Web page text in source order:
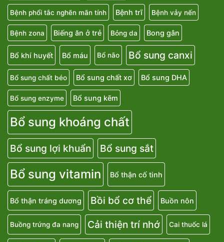
Bệnh phổi tắc nghẽn mãn tính Bệnh trĩ Bệnh vảy nến
Bệnh zona Biếng ăn ở trẻ Bỏng da Bong gân
Bổ khí huyết Bổ máu Bổ não Bổ sung canxi
Bổ sung chất béo Bổ sung chất xơ Bổ sung DHA
Bổ sung enzyme Bổ sung kẽm
Bổ sung khoáng chất
Bổ sung lợi khuẩn Bổ sung sắt
Bổ sung vitamin Bổ thận cố tinh
Bổ thận tráng dương Bồi bổ cơ thể Buồn nôn
Buồng trứng đa nang Cải thiện trí nhớ Cai thuốc lá